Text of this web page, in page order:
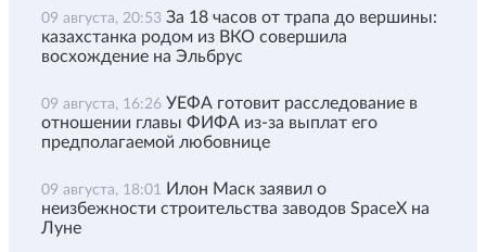
09 августа, 20:53 За 18 часов от трапа до вершины:
казахстанка родом из ВКО совершила
восхождение на Эльбрус
09 августа, 16:26 УЕФА готовит расследование в
отношении главы ФИФА из-за выплат его
предполагаемой любовнице
09 августа, 18:01 Илон Маск заявил о
неизбежности строительства заводов SpaceX на
Луне